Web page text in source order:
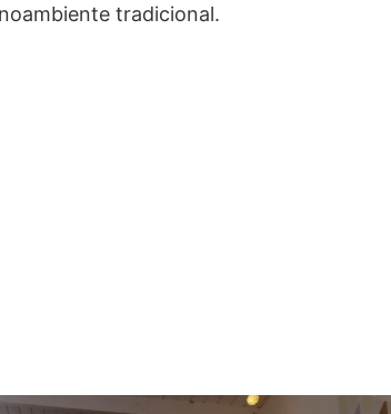
tradicional.